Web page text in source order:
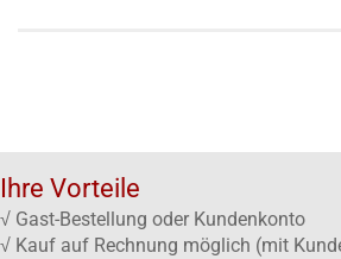
Ihre Vorteile
√ Gast-Bestellung oder Kundenkonto
√ Kauf auf Rechnung möglich (mit